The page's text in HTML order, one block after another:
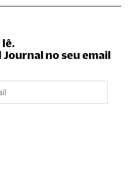
lê.
Journal no seu email